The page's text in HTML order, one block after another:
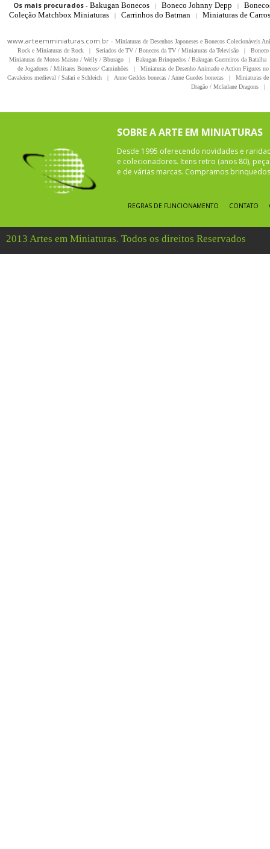
Os mais procurados- Bakugan Bonecos | Boneco Johnny Depp |
Coleção Matchbox Miniaturas
| Carrinhos do Batman | Miniaturas de
www.arteemminiaturas.com.br - Miniaturas de Desenhos Japoneses e Bonecos Colecionáveis
Rock e Miniaturas de Rock
| Seriados de TV / Bonecos da TV / Miniaturas da Televisão |
Miniaturas de Motos Maisto / Welly / Bburago
| Bakugan Brinquedos / Bakugan Guerreiros da Batalha
de Jogadores / Militares Bonecos/ Caminhões
|
Miniaturas de Desenho Animado e Action Figures
Cavaleiros medieval / Safari e Schleich
| Anne Geddes bonecas / Anne Guedes bonecas |
Miniaturas
Dragão / Mcfarlane Dragons
|
SOBRE A ARTE EM MINIATURAS
Desde 1995 oferecendo novidades e
e colecionadores. Itens retro (anos 80),
e de várias marcas. Compramos
REGRAS DE FUNCIONAMENTO CONTATO
2013 Artes em Miniaturas. Todos os direitos Reservados